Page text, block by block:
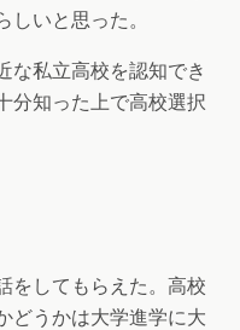
いと思った。
な私立高校を認知でき
分知った上で高校選択
をしてもらえた。高校
どうかは大学進学に大